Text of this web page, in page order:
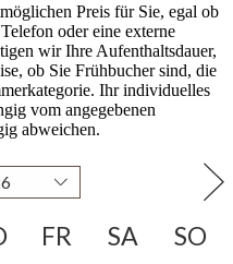
Preis für Sie, egal ob
oder eine externe
wir Ihre Aufenthaltsdauer,
ob Sie Frühbucher sind, die
Ihr individuelles
vom angegebenen
abweichen.